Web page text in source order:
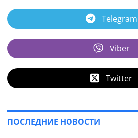
Telegram
Viber
Twitter
ПОСЛЕДНИЕ НОВОСТИ